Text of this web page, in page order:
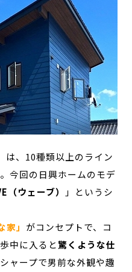
は、10種類以上のライン
。今回の日興ホームのモデ
（ウェーブ）
」というシ
」 がコンセプトで、コ
中に入ると驚くような仕
ャープで男前な外観や趣